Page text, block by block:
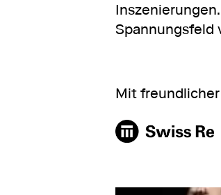
Spannungsfeld
Mit